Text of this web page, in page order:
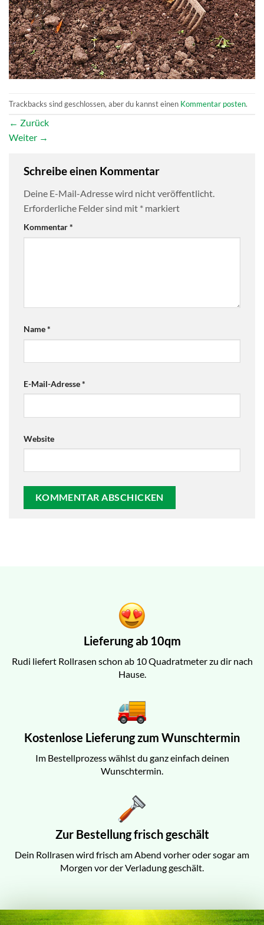
Trackbacks sind geschlossen, aber du kannst einen Kommentar posten.
← Zurück
Weiter →
Schreibe einen Kommentar
Deine E-Mail-Adresse wird nicht veröffentlicht.
Erforderliche Felder sind mit * markiert
Kommentar*
Name*
E-Mail-Adresse*
Website
Lieferung ab 10qm
Rudi liefert Rollrasen schon ab 10 Quadratmeter zu dir nach
Hause.
Kostenlose Lieferung zum Wunschtermin
Im Bestellprozess wählst du ganz einfach deinen
Wunschtermin.
Zur Bestellung frisch geschält
Dein Rollrasen wird frisch am Abend vorher oder sogar am
Morgen vor der Verladung geschält.